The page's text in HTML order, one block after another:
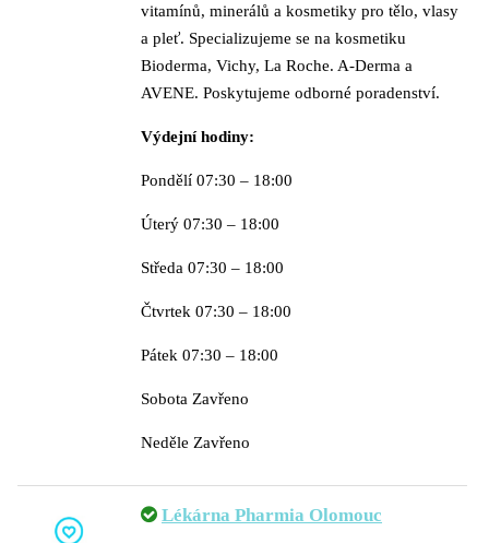
vitamínů, minerálů a kosmetiky pro tělo, vlasy
a pleť. Specializujeme se na kosmetiku
Bioderma, Vichy, La Roche. A-Derma a
AVENE. Poskytujeme odborné poradenství.
Výdejní hodiny:
Pondělí 07:30 – 18:00
Úterý 07:30 – 18:00
Středa 07:30 – 18:00
Čtvrtek 07:30 – 18:00
Pátek 07:30 – 18:00
Sobota Zavřeno
Neděle Zavřeno
Lékárna Pharmia Olomouc